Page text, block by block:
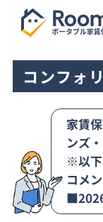
コンフォ
家賃
ンズ
※以下
コメ